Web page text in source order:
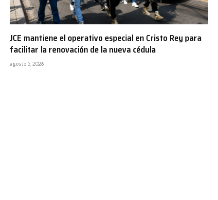
JCE mantiene el operativo especial en Cristo Rey para
facilitar la renovación de la nueva cédula
agosto 5, 2026